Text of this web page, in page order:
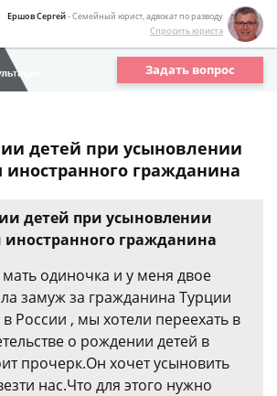
Ершов Сергей- Семейный юрист, адвокат по разводу
Спросить юриста
Задать вопрос
детей при усыновлении
гражданина
детей при усыновлении
гражданина
мать одиночка и у меня двое
замуж за гражданина Турции
в России , мы хотели переехать в
о рождении детей в
прочерк.Он хочет усыновить
нас.Что для этого нужно